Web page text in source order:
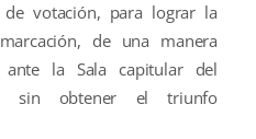
votación, para lograr la
de una manera
la Sala capitular del
sin obtener el triunfo